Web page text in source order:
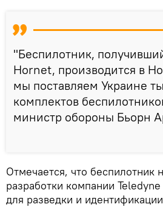
"Беспилотник,
Hornet, производится в
мы поставляем Украине
комплектов
министр обороны Бьорн
Отмечается, что беспилотник
разработки компании Teledyne
для разведки и